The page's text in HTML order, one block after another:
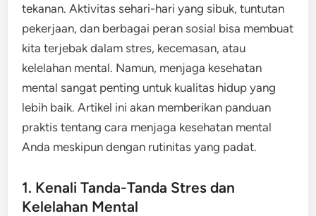
tekanan. Aktivitas sehari-hari yang sibuk, tuntutan
pekerjaan, dan berbagai peran sosial bisa membuat
kita terjebak dalam stres, kecemasan, atau
kelelahan mental. Namun, menjaga kesehatan
mental sangat penting untuk kualitas hidup yang
lebih baik. Artikel ini akan memberikan panduan
praktis tentang cara menjaga kesehatan mental
Anda meskipun dengan rutinitas yang padat.
1. Kenali Tanda-Tanda Stres dan
Kelelahan Mental